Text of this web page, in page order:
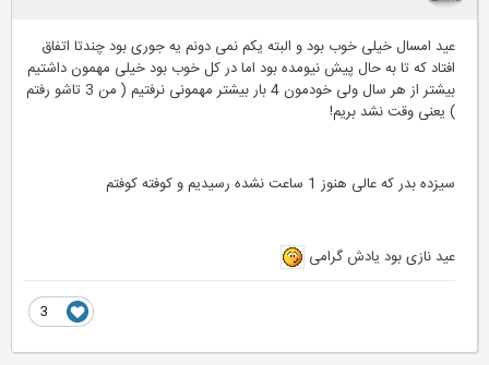
عید امسال خیلی خوب بود و البته یکم نمی دونم یه جوری بود چندتا اتفاق
افتاد که تا به حال پیش نیومده بود اما در کل خوب بود خیلی مهمون داشتیم
بیشتر از هر سال ولی خودمون 4 بار بیشتر مهمونی نرفتیم ( من 3 تاشو رفتم
) یعنی وقت نشد بریم!
سیزده بدر که عالی هنوز 1 ساعت نشده رسیدیم و کوفته کوفتم
عید نازی بود یادش گرامی